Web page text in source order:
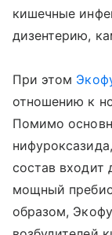
кишечные
дизентерию,
При этом
отношению к
Помимо
состав входит
мощный
образом,